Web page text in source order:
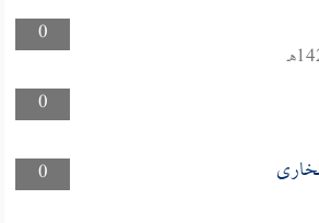
0
0
0